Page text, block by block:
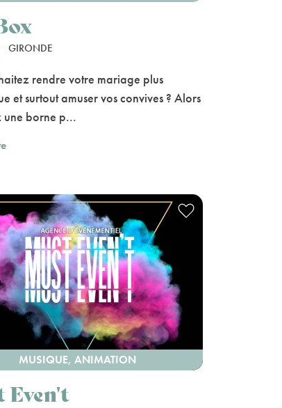
GIRONDE
rendre votre mariage plus
et surtout amuser vos convives ? Alors
une borne p...
MUSIQUE, ANIMATION
Even't